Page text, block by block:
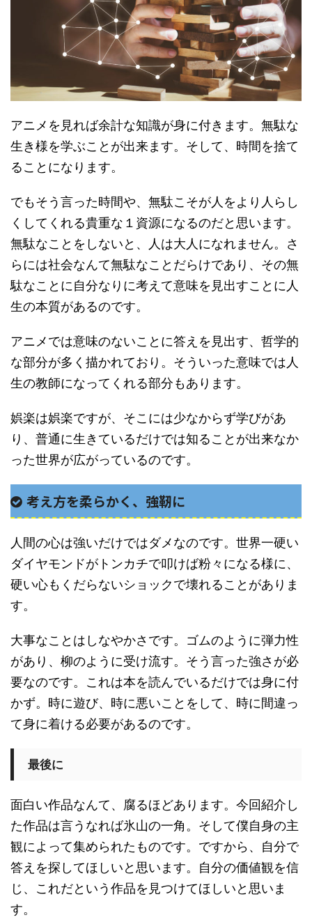
アニメを見れば余計な知識が身に付きます。無駄な
生き様を学ぶことが出来ます。そして、時間を捨て
ることになります。
でもそう言った時間や、無駄こそが人をより人らし
くしてくれる貴重な１資源になるのだと思います。
無駄なことをしないと、人は大人になれません。さ
らには社会なんて無駄なことだらけであり、その無
駄なことに自分なりに考えて意味を見出すことに人
生の本質があるのです。
アニメでは意味のないことに答えを見出す、哲学的
な部分が多く描かれており。そういった意味では人
生の教師になってくれる部分もあります。
娯楽は娯楽ですが、そこには少なからず学びがあ
り、普通に生きているだけでは知ることが出来なか
った世界が広がっているのです。
考え方を柔らかく、強靭に
人間の心は強いだけではダメなのです。世界一硬い
ダイヤモンドがトンカチで叩けば粉々になる様に、
硬い心もくだらないショックで壊れることがありま
す。
大事なことはしなやかさです。ゴムのように弾力性
があり、柳のように受け流す。そう言った強さが必
要なのです。これは本を読んでいるだけでは身に付
かず。時に遊び、時に悪いことをして、時に間違っ
て身に着ける必要があるのです。
最後に
面白い作品なんて、腐るほどあります。今回紹介し
た作品は言うなれば氷山の一角。そして僕自身の主
観によって集められたものです。ですから、自分で
答えを探してほしいと思います。自分の価値観を信
じ、これだという作品を見つけてほしいと思いま
す。